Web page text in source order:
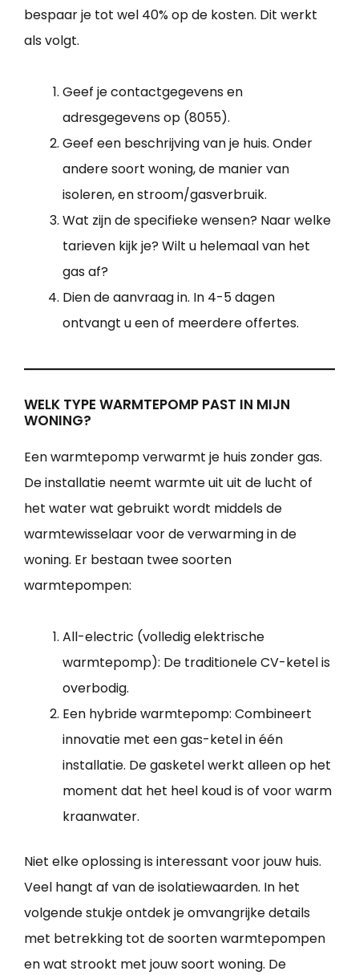
bespaar je tot wel 40% op de kosten. Dit werkt
als volgt.
Geef je contactgegevens en
adresgegevens op (8055).
Geef een beschrijving van je huis. Onder
andere soort woning, de manier van
isoleren, en stroom/gasverbruik.
Wat zijn de specifieke wensen? Naar welke
tarieven kijk je? Wilt u helemaal van het
gas af?
Dien de aanvraag in. In 4-5 dagen
ontvangt u een of meerdere offertes.
WELK TYPE WARMTEPOMP PAST IN MIJN
WONING?
Een warmtepomp verwarmt je huis zonder gas.
De installatie neemt warmte uit uit de lucht of
het water wat gebruikt wordt middels de
warmtewisselaar voor de verwarming in de
woning. Er bestaan twee soorten
warmtepompen:
All-electric (volledig elektrische
warmtepomp): De traditionele CV-ketel is
overbodig.
Een hybride warmtepomp: Combineert
innovatie met een gas-ketel in één
installatie. De gasketel werkt alleen op het
moment dat het heel koud is of voor warm
kraanwater.
Niet elke oplossing is interessant voor jouw huis.
Veel hangt af van de isolatiewaarden. In het
volgende stukje ontdek je omvangrijke details
met betrekking tot de soorten warmtepompen
en wat strookt met jouw soort woning. De